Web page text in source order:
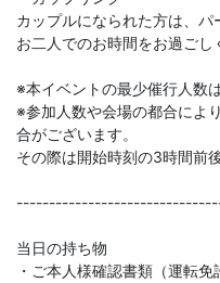
カップルになられた方は、パ
お二人でのお時間をお過ごし
※本イベントの最少催行人数
※参加人数や会場の都合によ
合がございます。
その際は開始時刻の3時間前
当日の持ち物
・ご本人様確認書類（運転